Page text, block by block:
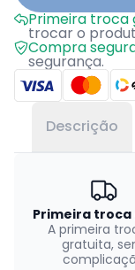
Primeira troca
trocar o
Compra
segurança.
Descrição
Primeira
A primeira
gratuita,